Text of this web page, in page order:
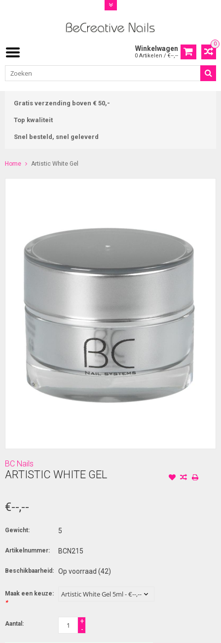
0
Winkelwagen
0 Artikelen / €--,--
Gratis verzending boven € 50,-
Top kwaliteit
Snel besteld, snel geleverd
Home Artistic White Gel
BC Nails
ARTISTIC WHITE GEL
€--,--
Gewicht: 5
Artikelnummer: BCN215
Beschikbaarheid: Op voorraad (42)
Maak een keuze:
*
Aantal:
+
-